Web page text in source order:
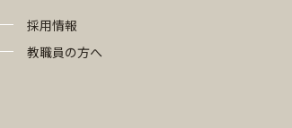
採用情報
教職員の方へ